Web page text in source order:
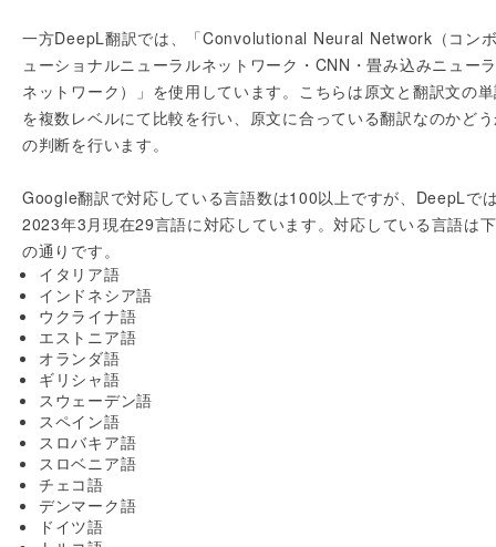
一方DeepL翻訳では、「Convolutional Neural Network（コン
ューショナルニューラルネットワーク・CNN・畳み込みニュー
ネットワーク）」を使用しています。こちらは原文と翻訳文の
を複数レベルにて比較を行い、原文に合っている翻訳なのかど
の判断を行います。
Google翻訳で対応している言語数は100以上ですが、DeepLで
2023年3月現在29言語に対応しています。対応している言語は
の通りです。
イタリア語
インドネシア語
ウクライナ語
エストニア語
オランダ語
ギリシャ語
スウェーデン語
スペイン語
スロバキア語
スロベニア語
チェコ語
デンマーク語
ドイツ語